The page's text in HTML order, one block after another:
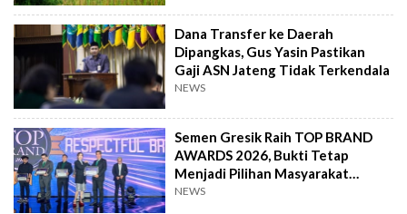
Dana Transfer ke Daerah
Dipangkas, Gus Yasin Pastikan
Gaji ASN Jateng Tidak Terkendala
NEWS
Semen Gresik Raih TOP BRAND
AWARDS 2026, Bukti Tetap
Menjadi Pilihan Masyarakat
Indonesia
NEWS